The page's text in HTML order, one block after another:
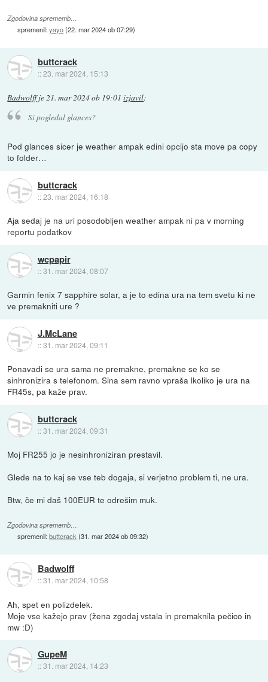
Zgodovina sprememb…
spremenil:yayo(22. mar 2024 ob 07:29)
buttcrack
::23. mar 2024, 15:13
Badwolffje21. mar 2024 ob 19:01 izjavil:
Si pogledal glances?
Pod glances sicer je weather ampak edini opcijo sta move pa copy
to folder…
buttcrack
::23. mar 2024, 16:18
Aja sedaj je na uri posodobljen weather ampak ni pa v morning
reportu podatkov
wcpapir
::31. mar 2024, 08:07
Garmin fenix 7 sapphire solar, a je to edina ura na tem svetu ki ne
ve premakniti ure ?
J.McLane
::31. mar 2024, 09:11
Ponavadi se ura sama ne premakne, premakne se ko se
sinhronizira s telefonom. Sina sem ravno vpraša lkoliko je ura na
FR45s, pa kaže prav.
buttcrack
::31. mar 2024, 09:31
Moj FR255 jo je nesinhroniziran prestavil.
Glede na to kaj se vse teb dogaja, si verjetno problem ti, ne ura.
Btw, če mi daš 100EUR te odrešim muk.
Zgodovina sprememb…
spremenil:buttcrack (31. mar 2024 ob 09:32)
Badwolff
::31. mar 2024, 10:58
Ah, spet en polizdelek.
Moje vse kažejo prav (žena zgodaj vstala in premaknila pečico in
mw :D)
GupeM
::31. mar 2024, 14:23